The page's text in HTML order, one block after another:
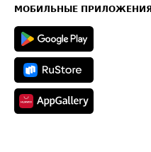
Техническая информация
МОБИЛЬНЫЕ ПРИЛОЖЕНИЯ